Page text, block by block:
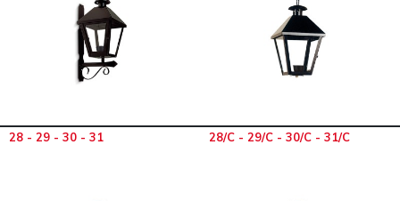
28 - 29 - 30 - 31 28/C - 29/C - 30/C - 31/C